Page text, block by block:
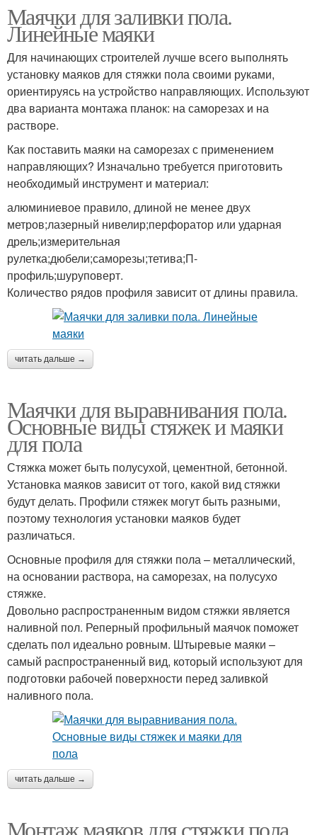
Маячки для заливки пола.
Линейные маяки
Для начинающих строителей лучше всего выполнять
установку маяков для стяжки пола своими руками,
ориентируясь на устройство направляющих. Используют
два варианта монтажа планок: на саморезах и на
растворе.
Как поставить маяки на саморезах с применением
направляющих? Изначально требуется приготовить
необходимый инструмент и материал:
алюминиевое правило, длиной не менее двух
метров;лазерный нивелир;перфоратор или ударная
дрель;измерительная
рулетка;дюбели;саморезы;тетива;П-
профиль;шуруповерт.
Количество рядов профиля зависит от длины правила.
читать дальше →
Маячки для выравнивания пола.
Основные виды стяжек и маяки
для пола
Стяжка может быть полусухой, цементной, бетонной.
Установка маяков зависит от того, какой вид стяжки
будут делать. Профили стяжек могут быть разными,
поэтому технология установки маяков будет
различаться.
Основные профиля для стяжки пола – металлический,
на основании раствора, на саморезах, на полусухо
стяжке.
Довольно распространенным видом стяжки является
наливной пол. Реперный профильный маячок поможет
сделать пол идеально ровным. Штыревые маяки –
самый распространенный вид, который используют для
подготовки рабочей поверхности перед заливкой
наливного пола.
читать дальше →